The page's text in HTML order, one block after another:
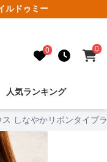
ルドゥミー
0 0
人気ランキング
ス しなやかリボンタイブ